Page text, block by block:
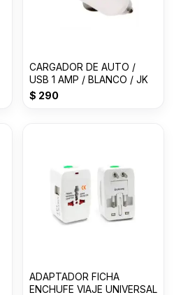
CARGADOR DE AUTO /
USB 1 AMP / BLANCO / JK
$ 290
ADAPTADOR FICHA
ENCHUFE VIAJE UNIVERSAL